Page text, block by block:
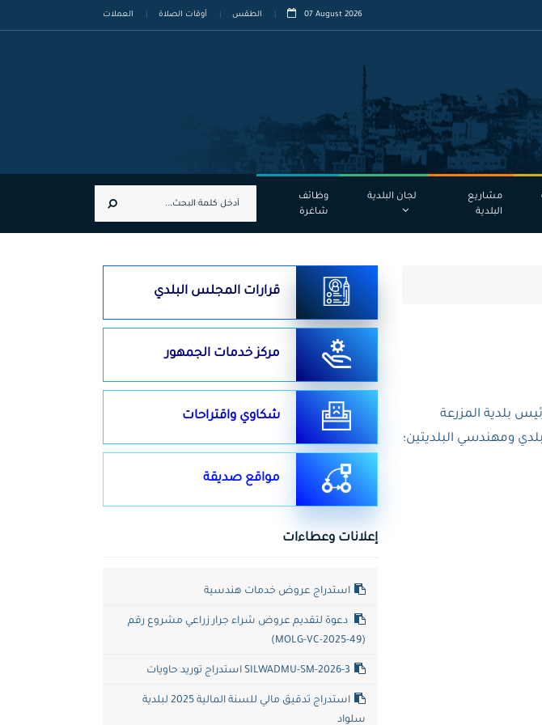
07 August 2026 الطقس أوقات الصلاة العملات
مشاريع
البلدية
لجان البلدية
وظائف
شاغرة
بلدية المزرعة
ومهندسي البلديتين؛
قرارات المجلس البلدي
مركز خدمات الجمهور
شكاوي واقتراحات
مواقع صديقة
إعلانات وعطاءات
استدراج عروض خدمات هندسية
دعوة لتقديم عروض شراء جرار زراعي مشروع رقم
(MOLG-VC-2025-49)
SILWADMU-SM-2026-3 استدراج توريد حاويات
استدراج تدقيق مالي للسنة المالية 2025 لبلدية
سلواد